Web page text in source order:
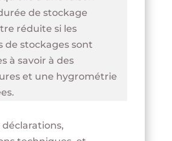
de stockage
réduite si les
de stockages sont
à savoir à des
et une hygrométrie
déclarations,